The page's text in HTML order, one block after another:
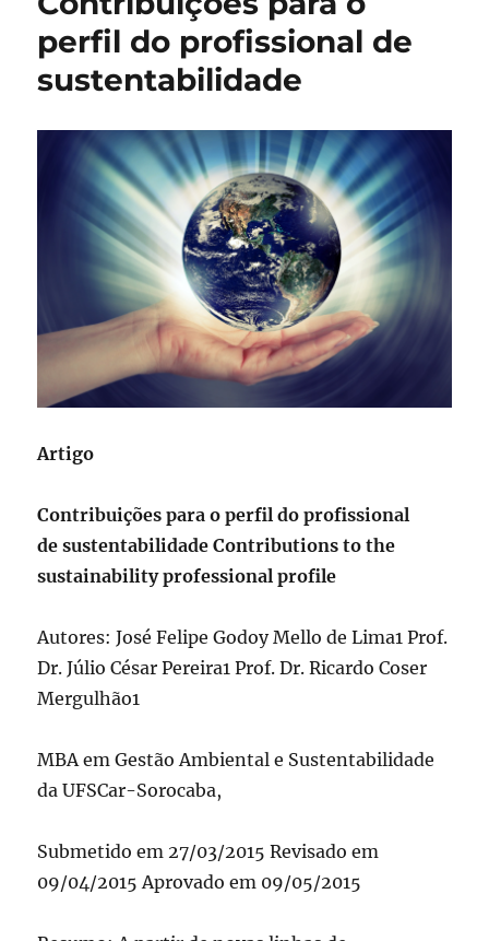
perfil do profissional de
sustentabilidade
Artigo
Contribuições para o perfil do profissional
de sustentabilidade Contributions to the
sustainability professional profile
Autores: José Felipe Godoy Mello de Lima1 Prof.
Dr. Júlio César Pereira1 Prof. Dr. Ricardo Coser
Mergulhão1
MBA em Gestão Ambiental e Sustentabilidade
da UFSCar-Sorocaba,
Submetido em 27/03/2015 Revisado em
09/04/2015 Aprovado em 09/05/2015